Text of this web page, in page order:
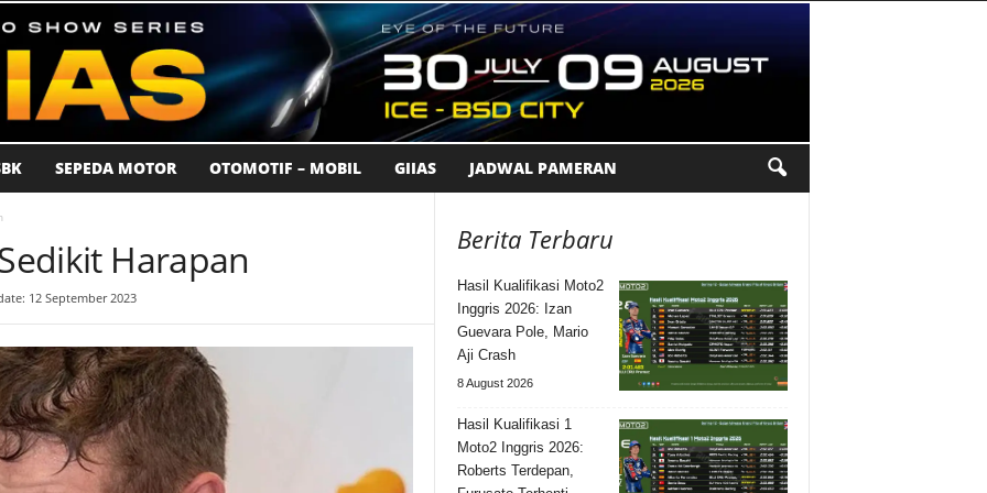
SEPEDA MOTOR OTOMOTIF – MOBIL GIIAS JADWAL PAMERAN
Harapan
12 September 2023
Berita Terbaru
Hasil Kualifikasi Moto2
Inggris 2026: Izan
Guevara Pole, Mario
Aji Crash
8 August 2026
Hasil Kualifikasi 1
Moto2 Inggris 2026:
Roberts Terdepan,